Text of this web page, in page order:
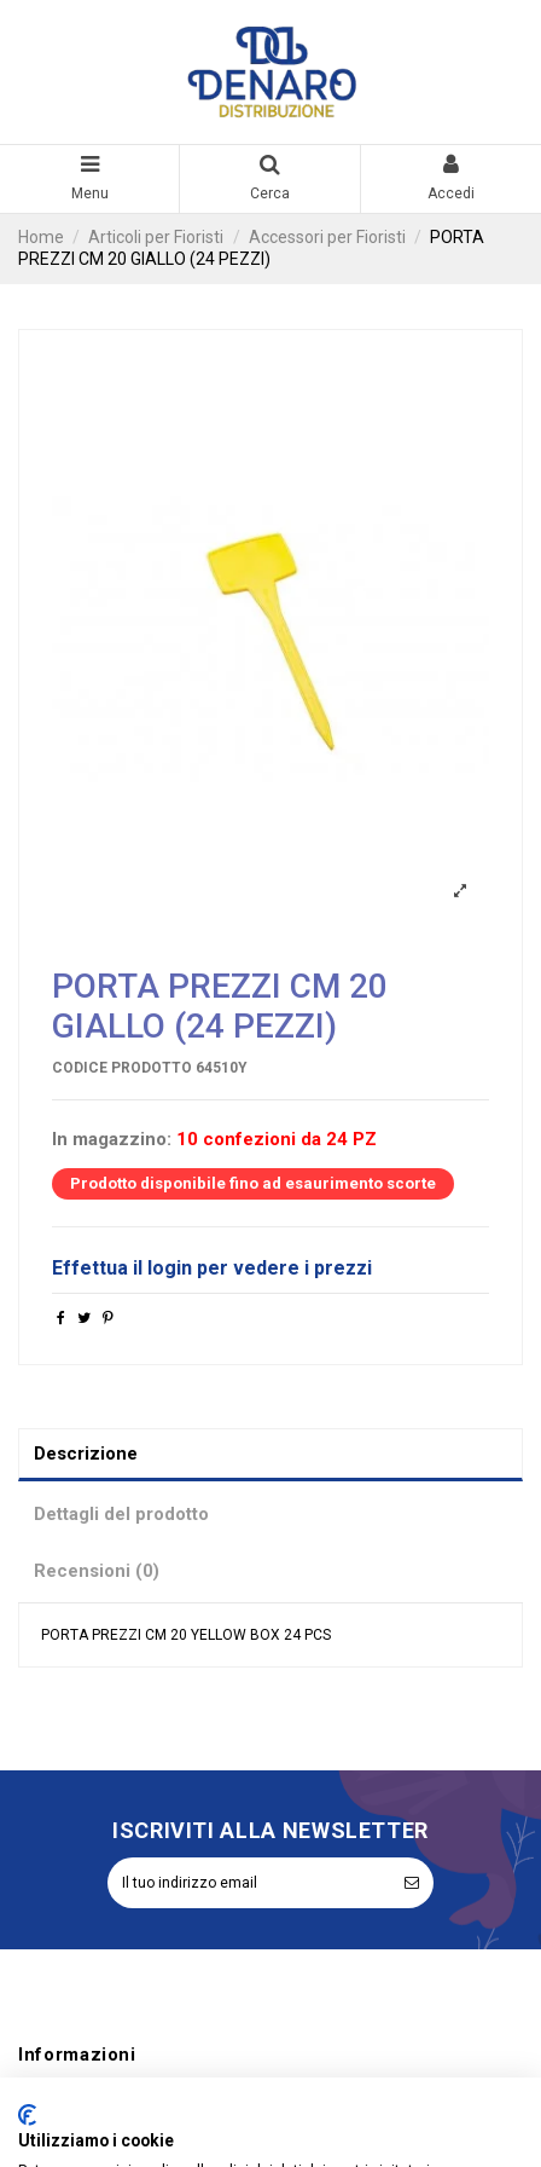
Menu Cerca Accedi
Home Articoli per Fioristi Accessori per Fioristi
PORTA
PREZZI CM 20 GIALLO (24 PEZZI)
PORTA PREZZI CM 20
GIALLO (24 PEZZI)
CODICE PRODOTTO 64510Y
In magazzino: 10 confezioni da 24 PZ
Prodotto disponibile fino ad esaurimento scorte
Effettua il login per vedere i prezzi
Descrizione
Dettagli del prodotto
Recensioni (0)
PORTA PREZZI CM 20 YELLOW BOX 24 PCS
ISCRIVITI ALLA NEWSLETTER
Informazioni
Account
Prodotti
Utilizziamo i cookie